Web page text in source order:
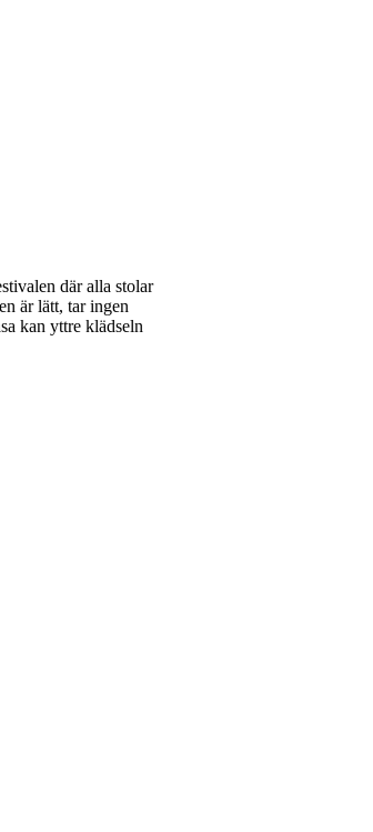
där alla stolar
är lätt, tar ingen
kan yttre klädseln